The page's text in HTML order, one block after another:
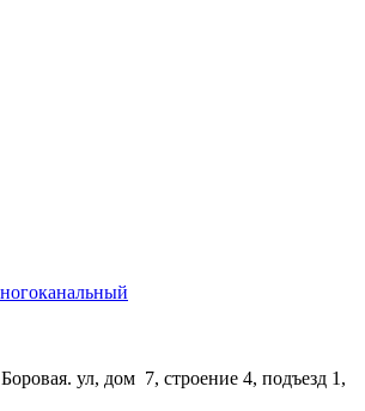
ул, дом 7, строение 4, подъезд 1,